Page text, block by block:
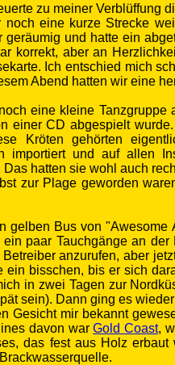
zu meiner Verblüffung
noch eine kurze Strecke
geräumig und hatte ein
korrekt, aber an
Ich entschied mich
Abend hatten wir eine
eine kleine
einer CD abgespielt
Kröten gehörten
importiert und auf allen
Das hatten sie wohl auch
zur Plage geworden
Bus von
paar Tauchgänge an
anzurufen, aber
bisschen, bis er sich
in zwei Tagen zur
sein). Dann ging es
Gesicht mir bekannt
davon warGold Coast,
das fest aus Holz